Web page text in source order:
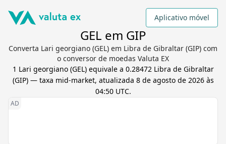
Aplicativo móvel
GEL em GIP
Converta Lari georgiano (GEL) em Libra de Gibraltar (GIP) com
o conversor de moedas Valuta EX
1 Lari georgiano(GEL) equivale a 0.28472 Libra de Gibraltar
(GIP) — taxa mid-market, atualizada 8 de agosto de 2026 às
04:50 UTC.